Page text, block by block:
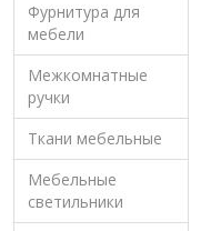
Фурнитура для
мебели
Межкомнатные
ручки
Ткани мебельные
Мебельные
светильники